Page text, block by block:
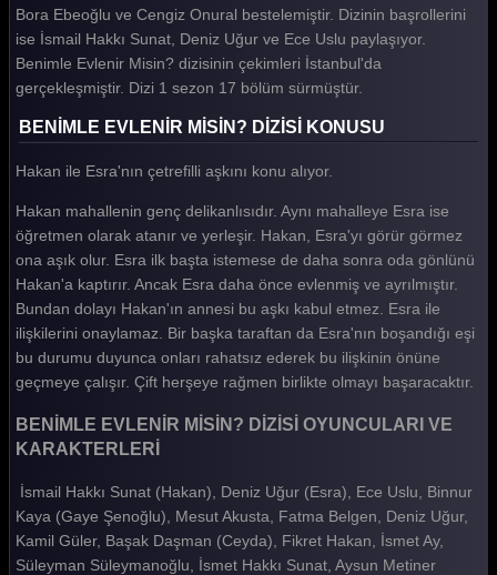
Bora Ebeoğlu ve Cengiz Onural bestelemiştir. Dizinin başrollerini
ise İsmail Hakkı Sunat, Deniz Uğur ve Ece Uslu paylaşıyor.
Benimle Evlenir Misin? dizisinin çekimleri İstanbul'da
gerçekleşmiştir. Dizi 1 sezon 17 bölüm sürmüştür.
BENİMLE EVLENİR MİSİN? DİZİSİ KONUSU
Hakan ile Esra'nın çetrefilli aşkını konu alıyor.
Hakan mahallenin genç delikanlısıdır. Aynı mahalleye Esra ise
öğretmen olarak atanır ve yerleşir. Hakan, Esra'yı görür görmez
ona aşık olur. Esra ilk başta istemese de daha sonra oda gönlünü
Hakan'a kaptırır. Ancak Esra daha önce evlenmiş ve ayrılmıştır.
Bundan dolayı Hakan'ın annesi bu aşkı kabul etmez. Esra ile
ilişkilerini onaylamaz. Bir başka taraftan da Esra'nın boşandığı eşi
bu durumu duyunca onları rahatsız ederek bu ilişkinin önüne
geçmeye çalışır. Çift herşeye rağmen birlikte olmayı başaracaktır.
BENİMLE EVLENİR MİSİN? DİZİSİ OYUNCULARI VE
KARAKTERLERİ
İsmail Hakkı Sunat (Hakan), Deniz Uğur (Esra), Ece Uslu, Binnur
Kaya (Gaye Şenoğlu), Mesut Akusta, Fatma Belgen, Deniz Uğur,
Kamil Güler, Başak Daşman (Ceyda), Fikret Hakan, İsmet Ay,
Süleyman Süleymanoğlu, İsmet Hakkı Sunat, Aysun Metiner